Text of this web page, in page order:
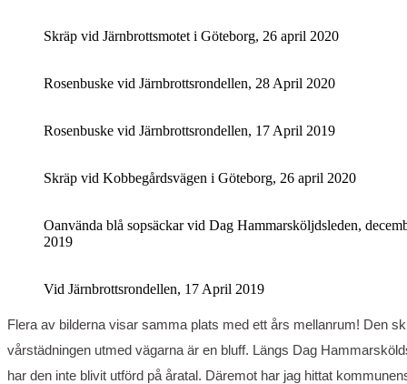
Skräp vid Järnbrottsmotet i Göteborg, 26 april 2020
Rosenbuske vid Järnbrottsrondellen, 28 April 2020
Rosenbuske vid Järnbrottsrondellen, 17 April 2019
Skräp vid Kobbegårdsvägen i Göteborg, 26 april 2020
Oanvända blå sopsäckar vid Dag Hammarsköljdsleden,
2019
Vid Järnbrottsrondellen, 17 April 2019
Flera av bilderna visar samma plats med ett års mellanrum! Den sk
vårstädningen utmed vägarna är en bluff. Längs Dag
har den inte blivit utförd på åratal. Däremot har jag hittat